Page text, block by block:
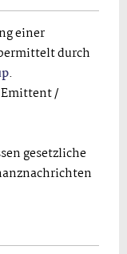
einer
durch
.
/
gesetzliche